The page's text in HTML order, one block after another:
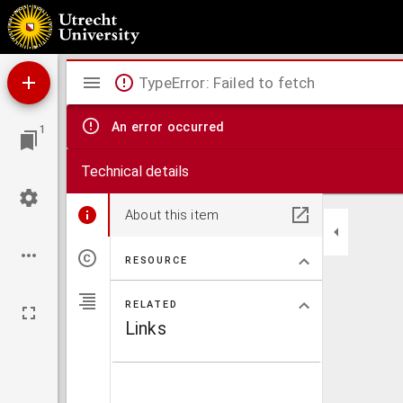
Charte für die allgemeine Geschichte von Carl dem Grossen bis auf Papst Gregor VII. :
1
Mirador
viewer
TypeError: Failed to fetch
An error occurred
Technical details
About this item
RESOURCE
RELATED
Links